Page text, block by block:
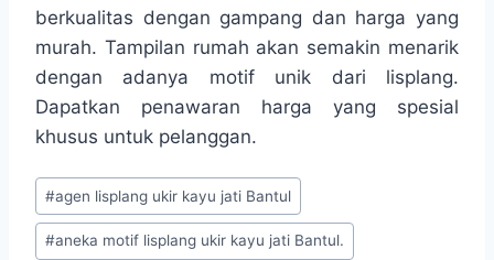
berkualitas dengan gampang dan harga yang
murah. Tampilan rumah akan semakin menarik
dengan adanya motif unik dari lisplang.
Dapatkan penawaran harga yang spesial
khusus untuk pelanggan.
#agen lisplang ukir kayu jati Bantul
#aneka motif lisplang ukir kayu jati Bantul.